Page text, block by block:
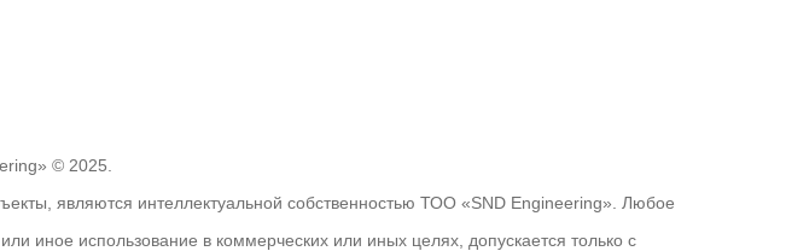
© 2025.
являются интеллектуальной собственностью ТОО «SND Engineering». Любое
иное использование в коммерческих или иных целях, допускается только с